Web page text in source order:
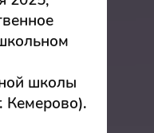
школы